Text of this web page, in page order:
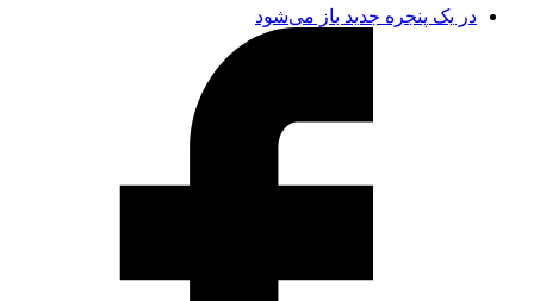
در یک پنجره جدید باز می‌شود